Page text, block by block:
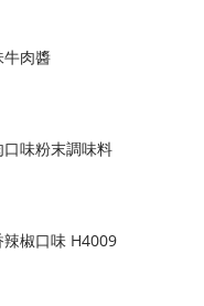
牛肉醬
口味粉末調味料
辣椒口味 H4009